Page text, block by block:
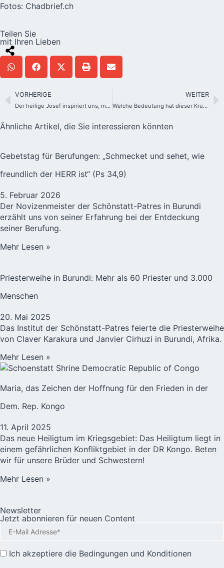
Fotos: Chadbrief.ch
Teilen Sie
mit Ihren Lieben
VORHERIGE
Der heilige Josef inspiriert uns, mit Freude das Ideal der Heiligen Familie zu leben
WEITER
Welche Bedeutung hat dieser Krug und warum steht er im Heiligtum?
Ähnliche Artikel, die Sie interessieren könnten
Gebetstag für Berufungen: „Schmecket und sehet, wie
freundlich der HERR ist“ (Ps 34,9)
5. Februar 2026
Der Novizenmeister der Schönstatt-Patres in Burundi
erzählt uns von seiner Erfahrung bei der Entdeckung
seiner Berufung.
Mehr Lesen »
Priesterweihe in Burundi: Mehr als 60 Priester und 3.000
Menschen
20. Mai 2025
Das Institut der Schönstatt-Patres feierte die Priesterweihe
von Claver Karakura und Janvier Cirhuzi in Burundi, Afrika.
Mehr Lesen »
Maria, das Zeichen der Hoffnung für den Frieden in der
Dem. Rep. Kongo
11. April 2025
Das neue Heiligtum im Kriegsgebiet: Das Heiligtum liegt in
einem gefährlichen Konfliktgebiet in der DR Kongo. Beten
wir für unsere Brüder und Schwestern!
Mehr Lesen »
Newsletter
Jetzt abonnieren für neuen Content
Ich akzeptiere die Bedingungen und Konditionen